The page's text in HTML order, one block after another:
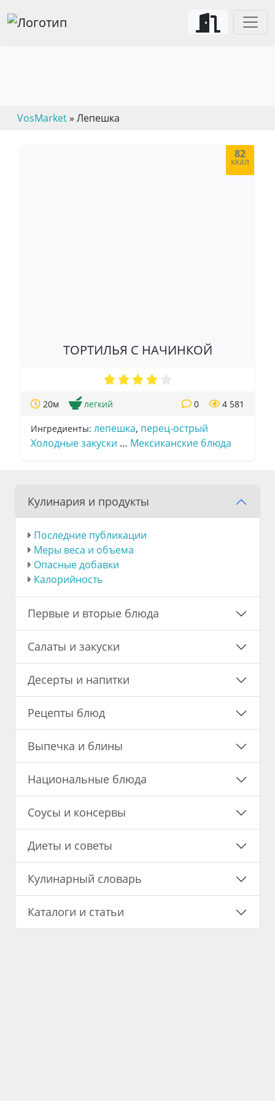
VosMarket» Лепешка
82
ккал
ТОРТИЛЬЯ С НАЧИНКОЙ
20м легкий 4 581
0
Ингредиенты: лепешка, перец-острый
Холодные закуски … Мексиканские блюда
Кулинария и продукты
Последние публикации
Меры веса и объема
Опасные добавки
Калорийность
Первые и вторые блюда
Салаты и закуски
Десерты и напитки
Рецепты блюд
Выпечка и блины
Национальные блюда
Соусы и консервы
Диеты и советы
Кулинарный словарь
Каталоги и статьи